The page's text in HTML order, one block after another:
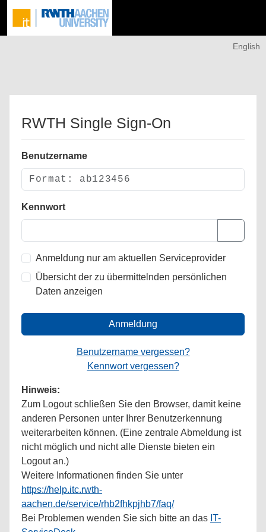
English
RWTH Single Sign-On
Benutzername
Kennwort
Anmeldung nur am aktuellen Serviceprovider
Übersicht der zu übermittelnden persönlichen
Daten anzeigen
Anmeldung
Benutzername vergessen?
Kennwort vergessen?
Hinweis:
Zum Logout schließen Sie den Browser, damit keine
anderen Personen unter Ihrer Benutzerkennung
weiterarbeiten können. (Eine zentrale Abmeldung ist
nicht möglich und nicht alle Dienste bieten ein
Logout an.)
Weitere Informationen finden Sie unter
https://help.itc.rwth-
aachen.de/service/rhb2fhkpjhb7/faq/
Bei Problemen wenden Sie sich bitte an das IT-